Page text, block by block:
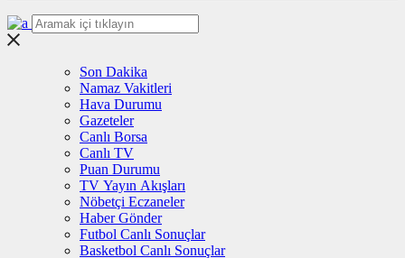
Son Dakika
Namaz Vakitleri
Hava Durumu
Gazeteler
Canlı Borsa
Canlı TV
Puan Durumu
TV Yayın Akışları
Nöbetçi Eczaneler
Haber Gönder
Futbol Canlı Sonuçlar
Basketbol Canlı Sonuçlar